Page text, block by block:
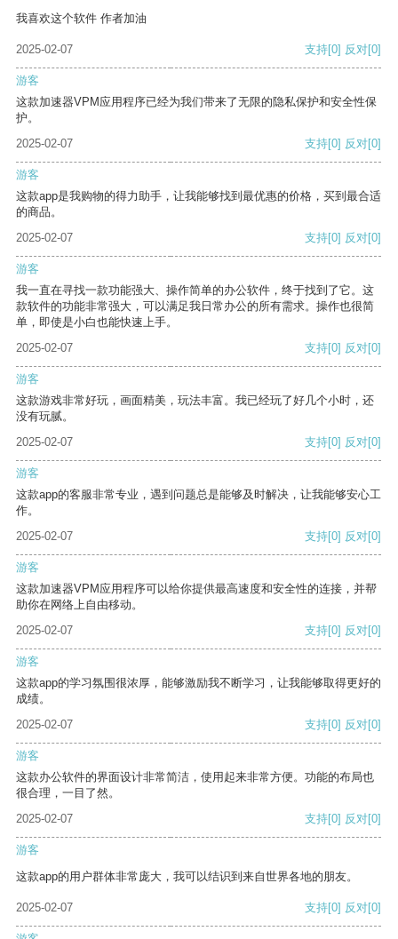
我喜欢这个软件 作者加油
2025-02-07 支持[0] 反对[0]
游客
这款加速器VPM应用程序已经为我们带来了无限的隐私保护和安全性保
护。
2025-02-07
支持[0] 反对[0]
游客
这款app是我购物的得力助手，让我能够找到最优惠的价格，买到最合适
的商品。
2025-02-07
支持[0] 反对[0]
游客
我一直在寻找一款功能强大、操作简单的办公软件，终于找到了它。这
款软件的功能非常强大，可以满足我日常办公的所有需求。操作也很简
单，即使是小白也能快速上手。
2025-02-07
支持[0] 反对[0]
游客
这款游戏非常好玩，画面精美，玩法丰富。我已经玩了好几个小时，还
没有玩腻。
2025-02-07
支持[0] 反对[0]
游客
这款app的客服非常专业，遇到问题总是能够及时解决，让我能够安心工
作。
2025-02-07
支持[0] 反对[0]
游客
这款加速器VPM应用程序可以给你提供最高速度和安全性的连接，并帮
助你在网络上自由移动。
2025-02-07
支持[0] 反对[0]
游客
这款app的学习氛围很浓厚，能够激励我不断学习，让我能够取得更好的
成绩。
2025-02-07
支持[0] 反对[0]
游客
这款办公软件的界面设计非常简洁，使用起来非常方便。功能的布局也
很合理，一目了然。
2025-02-07
支持[0] 反对[0]
游客
这款app的用户群体非常庞大，我可以结识到来自世界各地的朋友。
2025-02-07 支持[0] 反对[0]